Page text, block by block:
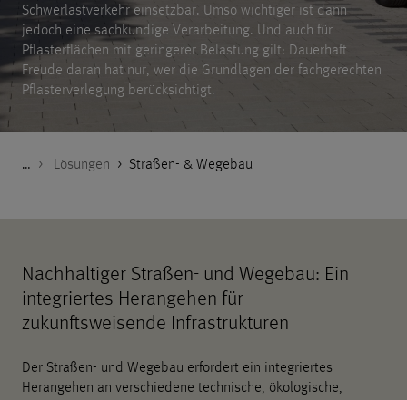
… Godelmann.de
> Objektplanung
> Themen & Lösungen
> Lösungen > Straßen- & Wegebau
Schwerlastverkehr einsetzbar. Umso wichtiger ist dann
jedoch eine sachkundige Verarbeitung. Und auch für
Pflasterflächen mit geringerer Belastung gilt: Dauerhaft
Freude daran hat nur, wer die Grundlagen der fachgerechten
Pflasterverlegung berücksichtigt.
Nachhaltiger Straßen- und Wegebau: Ein
integriertes Herangehen für
zukunftsweisende Infrastrukturen
Der Straßen- und Wegebau erfordert ein integriertes
Herangehen an verschiedene technische, ökologische,